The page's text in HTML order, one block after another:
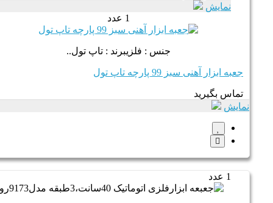
نمایش
جنس : فلزیبرند : تاپ تول..
جعبه ابزار آهنی سبز 99 پارچه تاپ تول
تماس بگیرید
نمایش
1 عدد